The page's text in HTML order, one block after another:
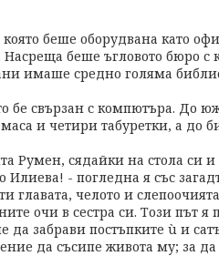
която беше оборудвана като
Насреща беше ъгловото бюро с
имаше средно голяма
бе свързан с компютъра. До
и четири табуретки, а до
Румен, сядайки на стола си
Илиева! - погледна я със
главата, челото и
очи в сестра си. Този път я
забрави постъпките ù и
да съсипе живота му; за